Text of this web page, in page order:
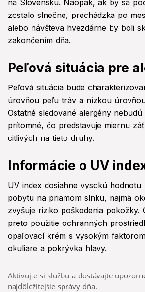
na Slovensku. Naopak, ak by sa
zostalo slnečné, prechádzka po
alebo návšteva hvezdárne by boli
zakončením dňa.
Peľová situácia pre
Peľová situácia bude
úrovňou peľu tráv a nízkou
Ostatné sledované alergény
prítomné, čo predstavuje miernu
citlivých na tieto druhy.
Informácie o UV
UV index dosiahne vysokú hodnotu
pobytu na priamom slnku, najmä
zvyšuje riziko poškodenia pokožky.
preto použitie ochranných
opaľovací krém s vysokým
okuliare a pokrývka hlavy.
Aktivujte si službu a dostávajte
najdôležitejšie správy dňa.